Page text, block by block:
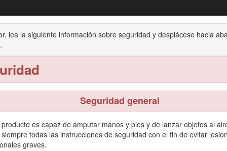
lea la siguiente información sobre seguridad y desplácese hacia
Seguridad general
producto es capaz de amputar manos y pies y de lanzar objetos al
todas las instrucciones de seguridad con el fin de evitar
graves.
Cortacésped GrandStand®
corte TURBO FORCE® de 122, 132 o 152 cm
Mantenimiento
está diseñada para ser usada por operadores profesionales
o comerciales. El uso de este producto para otros propósitos